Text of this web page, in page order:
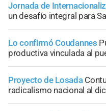
Jornada de
un desafío integral para
Lo confirmó Coudannes
productiva vinculada al
Proyecto de Losada
radicalismo nacional al